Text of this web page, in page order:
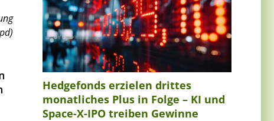
Hedgefonds erzielen drittes
monatliches Plus in Folge – KI und
Space-X-IPO treiben Gewinne